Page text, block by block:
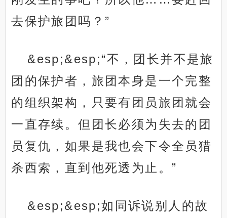
去保护旅团吗？”
&esp;&esp;“不，团长并不是旅
团的保护者，旅团本身是一个完整
的组织架构，只要有团员旅团就会
一直存续。但团长必须为失去的团
员复仇，如果是我也会下令全员猎
杀西索，直到他死透为止。”
&esp;&esp;如同诉说别人的故